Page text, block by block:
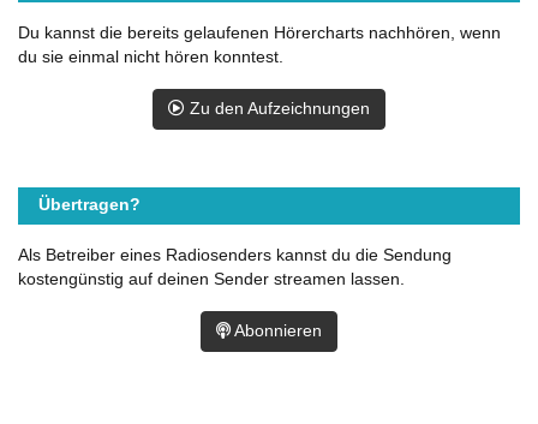
Du kannst die bereits gelaufenen Hörercharts nachhören, wenn
du sie einmal nicht hören konntest.
Zu den Aufzeichnungen
Übertragen?
Als Betreiber eines Radiosenders kannst du die Sendung
kostengünstig auf deinen Sender streamen lassen.
Abonnieren